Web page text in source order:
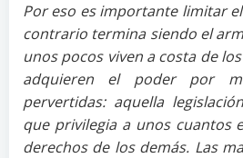
Por eso es importante limitar
contrario termina siendo el
unos pocos viven a costa de
adquieren el poder por
pervertidas: aquella
que privilegia a unos cuantos
derechos de los demás. Las